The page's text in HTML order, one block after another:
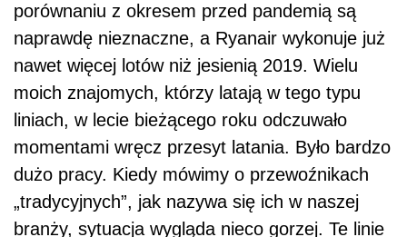
porównaniu z okresem przed pandemią są
naprawdę nieznaczne, a Ryanair wykonuje już
nawet więcej lotów niż jesienią 2019. Wielu
moich znajomych, którzy latają w tego typu
liniach, w lecie bieżącego roku odczuwało
momentami wręcz przesyt latania. Było bardzo
dużo pracy. Kiedy mówimy o przewoźnikach
„tradycyjnych”, jak nazywa się ich w naszej
branży, sytuacja wygląda nieco gorzej. Te linie